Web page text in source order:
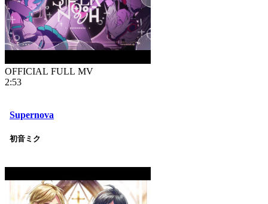
OFFICIAL FULL MV
2:53
Supernova
初音ミク